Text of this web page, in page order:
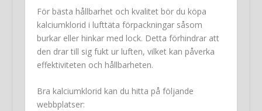
För bästa hållbarhet och kvalitet bör du köpa
kalciumklorid i lufttäta förpackningar såsom
burkar eller hinkar med lock. Detta förhindrar att
den drar till sig fukt ur luften, vilket kan påverka
effektiviteten och hållbarheten.
Bra kalciumklorid kan du hitta på följande
webbplatser: